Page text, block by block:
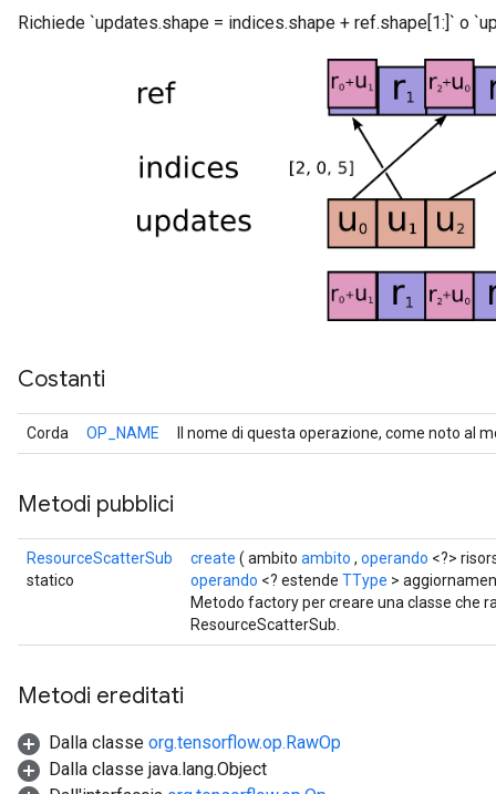
Richiede `updates.shape = indices.shape + ref.shape[1:]` o
Costanti
Corda OP_NAME Il nome di questa operazione, come noto al
Metodi pubblici
ResourceScatterSub
statico
create ( ambito ambito , operando <?>
operando <? estende TType >
Metodo factory per creare una classe che
ResourceScatterSub.
Metodi ereditati
Dalla classe org.tensorflow.op.RawOp
Dalla classe java.lang.Object